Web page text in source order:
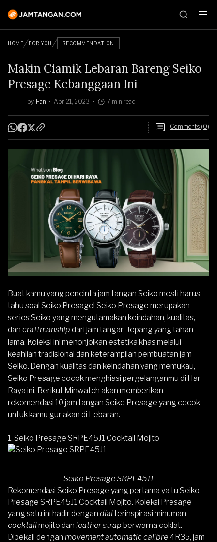
HOME FOR YOU RECOMMENDATION
Makin Ciamik Lebaran Bareng Seiko
Presage Kebanggaan Ini
by Han Apr 21, 2023 7 min read
Comments (0)
Buat kamu yang pencinta jam tangan Seiko mesti harus
tahu soal Seiko Presage! Seiko Presage merupakan
series Seiko yang mengutamakan keindahan, kualitas,
dan craftmanship dari jam tangan Jepang yang tahan
lama. Koleksi ini menonjolkan estetika khas melalui
keahlian tradisional dan keterampilan pembuatan jam
Seiko. Dengan kualitas dan keindahan yang memukau,
Seiko Presage cocok menghiasi pergelanganmu di Hari
Raya ini. Berikut Minwatch akan memberikan
rekomendasi 10 jam tangan Seiko Presage yang cocok
untuk kamu gunakan di Lebaran.
1. Seiko Presage SRPE45J1 Cocktail Mojito
Seiko Presage SRPE45J1
Rekomendasi Seiko Presage yang pertama yaitu Seiko
Presage SRPE45J1 Cocktail Mojito. Koleksi Presage
yang satu ini hadir dengan dialterinspirasi minuman
cocktailmojito dan leather strap berwarna coklat.
Dibekali dengan movement automatic calibre 4R35, jam